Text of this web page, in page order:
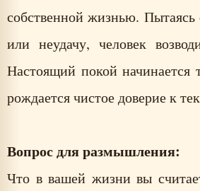
собственной жизнью.
или неудачу, человек
Настоящий покой начинается
рождается чистое доверие к
Вопрос для размышления:
Что в вашей жизни вы